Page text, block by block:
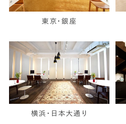
東京・銀座
横浜・日本大通り